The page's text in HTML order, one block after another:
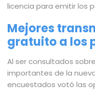
licencia para emitir los
Mejores
gratuito a los
Al ser consultados
importantes de la
encuestados votó las